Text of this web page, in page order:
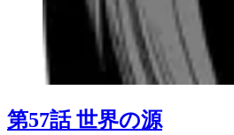
第57話 世界の源